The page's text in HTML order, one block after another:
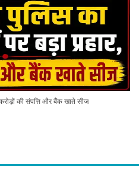
की संपत्ति और बैंक खाते सीज